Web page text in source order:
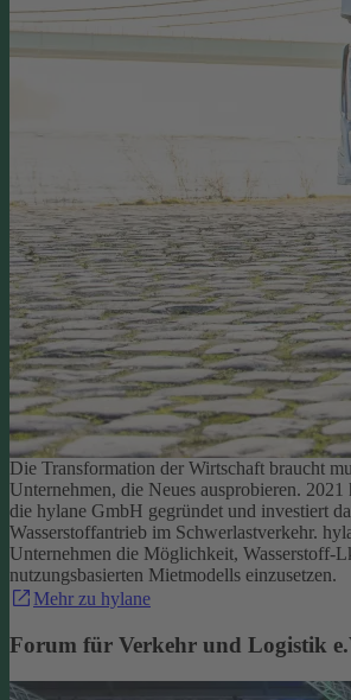
Die Transformation der Wirtschaft braucht
Unternehmen, die Neues ausprobieren.
die hylane GmbH gegründet und investiert
Wasserstoffantrieb im Schwerlastverkehr.
Unternehmen die Möglichkeit, Wasserstoff-
nutzungsbasierten Mietmodells einzusetzen.
Mehr zu hylane
Forum für Verkehr und Logistik